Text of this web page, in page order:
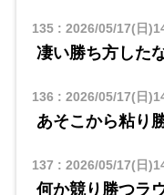
135: 2026/05/17(日
凄い勝ち方した
136 : 2026/05/17(日
あそこから粘り
137 : 2026/05/17(日
何か競り勝つラ